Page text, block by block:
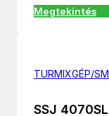
Megtekintés
TURMIXGÉP/
SSJ